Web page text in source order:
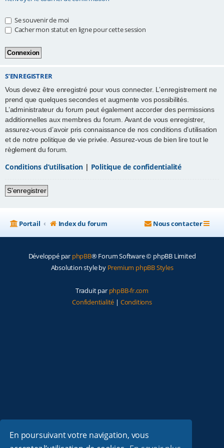
En poursuivant votre navigation, vous
Se souvenir de moi
Cacher mon statut en ligne pour cette session
S’ENREGISTRER
Vous devez être enregistré pour vous connecter. L’enregistrement ne
prend que quelques secondes et augmente vos possibilités.
L’administrateur du forum peut également accorder des permissions
additionnelles aux membres du forum. Avant de vous enregistrer,
assurez-vous d’avoir pris connaissance de nos conditions d’utilisation
et de notre politique de vie privée. Assurez-vous de bien lire tout le
règlement du forum.
Conditions d’utilisation | Politique de confidentialité
S’enregistrer
Portail Index du forum Nous contacter
Développé par phpBB® Forum Software © phpBB Limited
Absolution style by Premium phpBB Styles
Traduit par phpBB-fr.com
Confidentialité | Conditions